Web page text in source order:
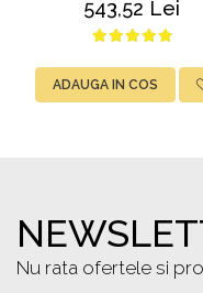
5kg, pe bază de apă
543,52 Lei
ADAUGA IN COS
Nu rata ofertele si